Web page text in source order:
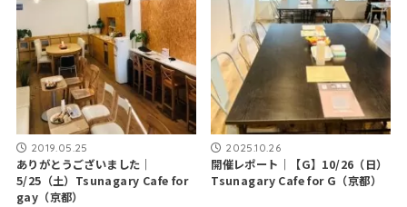
2019.05.25
ありがとうございました｜
5/25（土）Tsunagary Cafe for
gay（京都）
2025.10.26
開催レポート｜【G】10/26（日）
Tsunagary Cafe for G（京都）